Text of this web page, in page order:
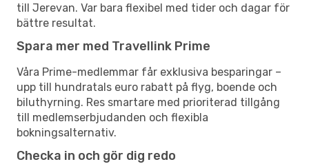
till Jerevan. Var bara flexibel med tider och dagar för
bättre resultat.
Spara mer med Travellink Prime
Våra Prime-medlemmar får exklusiva besparingar –
upp till hundratals euro rabatt på flyg, boende och
biluthyrning. Res smartare med prioriterad tillgång
till medlemserbjudanden och flexibla
bokningsalternativ.
Checka in och gör dig redo